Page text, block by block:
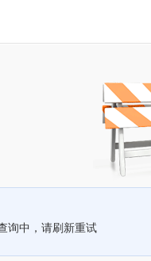
询中，请刷新重试